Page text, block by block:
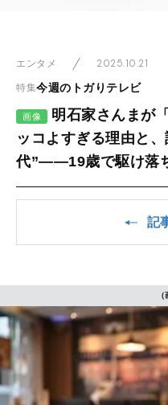
エンタメ 2025.10.21
特集今週のトガりテレビ
画像
明石家さんまが
ッコよすぎる理由と
代”――19歳で駆け落
記